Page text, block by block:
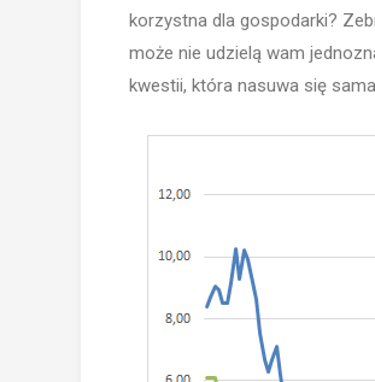
korzystna dla gospodarki?
może nie udzielą wam
kwestii, która nasuwa się